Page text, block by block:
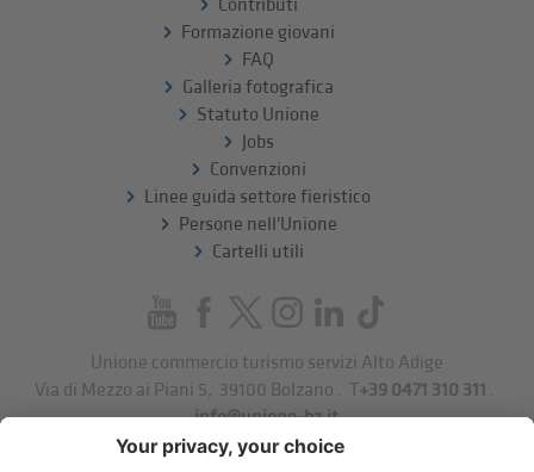
Contributi
Formazione giovani
FAQ
Galleria fotografica
Statuto Unione
Jobs
Convenzioni
Linee guida settore fieristico
Persone nell'Unione
Cartelli utili
Unione commercio turismo servizi Alto Adige
Via di Mezzo ai Piani 5
39100 Bolzano . T+39 0471 310 311 .
info@unione-bz.it
Impressum